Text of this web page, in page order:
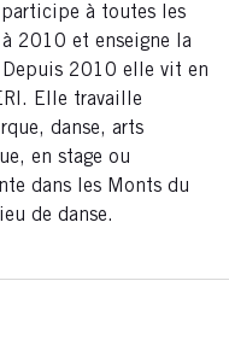
à toutes les
2010 et enseigne la
2010 elle vit en
Elle travaille
danse, arts
en stage ou
dans les Monts du
de danse.